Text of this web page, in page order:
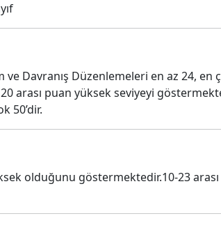
Davranış Düzenlemeleri en az 24, en
arası puan yüksek seviyeyi
50’dir.
olduğunu göstermektedir.10-23 arası